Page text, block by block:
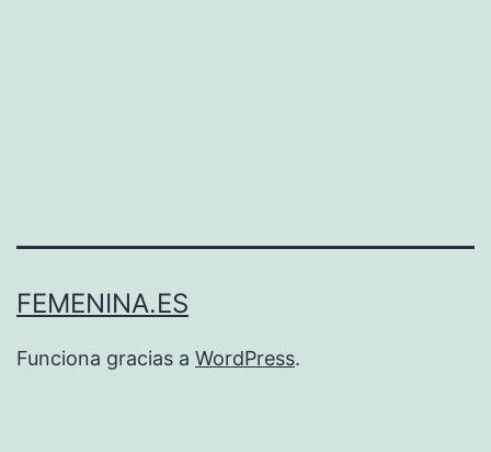
FEMENINA.ES
Funciona gracias a WordPress.